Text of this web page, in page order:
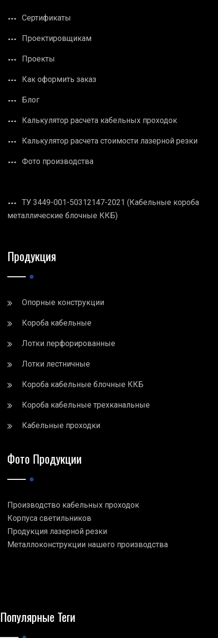
Сертификаты
Проектировщикам
Проекты
Как оформить заказ
Блог
Калькулятор расчета кабельных проходок
Калькулятор расчета стоимости лазерной резки
Фото производства
ТУ 3449-001-50312147-2021 (Кабельные короба
металлические блочные ККБ)
Продукция
Опорные конструкции
Короба кабельные
Лотки перфорированные
Лотки лестничные
Короба кабельные блочные ККБ
Короба кабельные трехканальные
Кабельные проходки
Фото Продукции
Производство кабельных проходок
Корпуса светильников
Продукция лазерной резки
Металлоконструкции нашего производства
Популярные Теги